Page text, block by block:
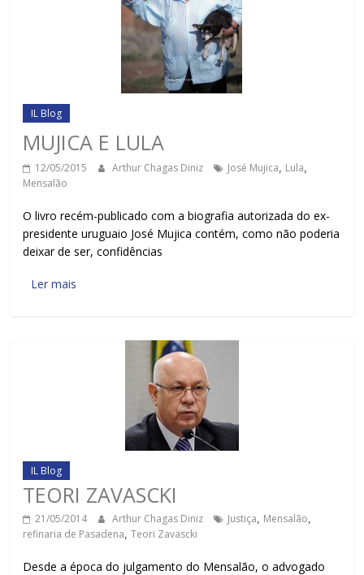
IL Blog
MUJICA E LULA
12/05/2015 Arthur Chagas Diniz José Mujica, Lula,
Mensalão
O livro recém-publicado com a biografia autorizada do ex-
presidente uruguaio José Mujica contém, como não poderia
deixar de ser, confidências
Ler mais
IL Blog
TEORI ZAVASCKI
21/05/2014 Arthur Chagas Diniz Justiça, Mensalão,
refinaria de Pasadena,Teori Zavascki
Desde a época do julgamento do Mensalão, o advogado